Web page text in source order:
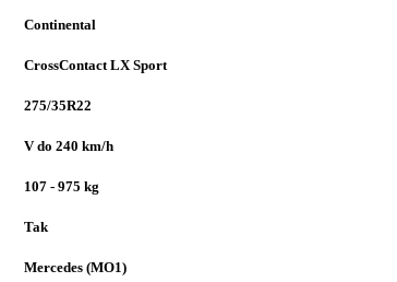
Continental
CrossContact LX Sport
275/35R22
V do 240 km/h
107 - 975 kg
Tak
Mercedes (MO1)